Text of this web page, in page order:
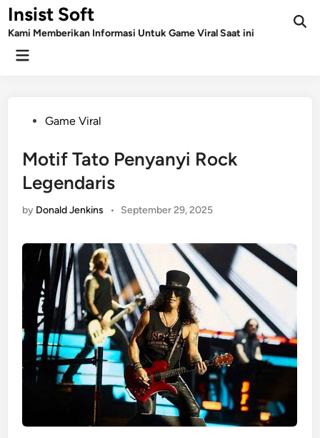
Skip
toInsist Soft
Kami Memberikan Informasi Untuk Game Viral Saat ini
Main
PostedGame Viral
Motif Tato Penyanyi Rock
Legendaris
by Donald Jenkins • September 29, 2025